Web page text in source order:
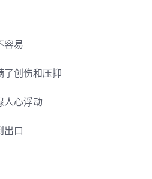
容易
了创伤和压抑
人心浮动
出口